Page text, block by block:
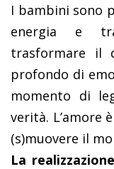
I bambini sono
energia e
trasformare il
profondo di
momento di
verità. L’amore
(s)muovere il
La